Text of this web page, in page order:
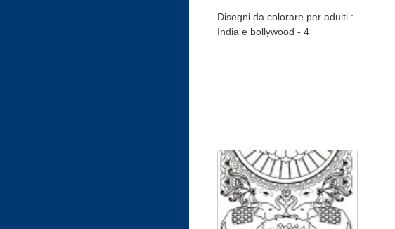
Disegni da colorare per adulti :
India e bollywood - 4